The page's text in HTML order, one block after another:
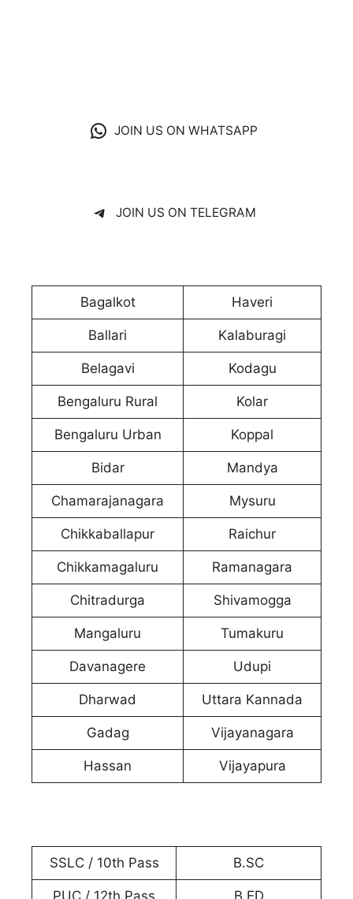
JOIN US ON WHATSAPP
JOIN US ON TELEGRAM
Bagalkot Haveri
Ballari Kalaburagi
Belagavi Kodagu
Bengaluru Rural Kolar
Bengaluru Urban Koppal
Bidar Mandya
Chamarajanagara Mysuru
Chikkaballapur Raichur
Chikkamagaluru Ramanagara
Chitradurga Shivamogga
Mangaluru Tumakuru
Davanagere Udupi
Dharwad Uttara Kannada
Gadag Vijayanagara
Hassan Vijayapura
SSLC / 10th Pass B.SC